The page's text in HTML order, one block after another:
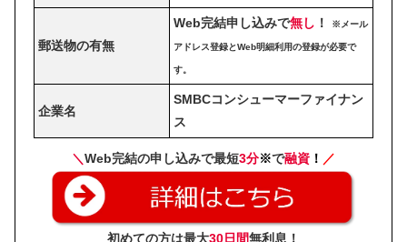
郵送物の有無
Web完結申し込みで無し ！ ※メール
アドレス登録とWeb明細利用の登録が必要で
す。
企業名
SMBCコンシューマーファイナン
ス
＼Web完結の申し込みで最短3分※で融資 ！ ／
初めての方は最大30日間無利息！